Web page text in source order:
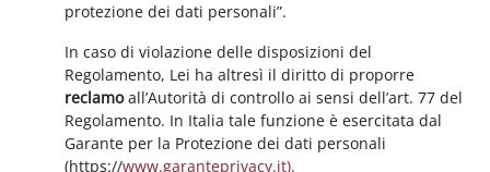
protezione dei dati personali”.
In caso di violazione delle disposizioni del
Regolamento, Lei ha altresì il diritto di proporre
reclamoall’Autorità di controllo ai sensi dell’art. 77 del
Regolamento. In Italia tale funzione è esercitata dal
Garante per la Protezione dei dati personali
(https://www.garanteprivacy.it).